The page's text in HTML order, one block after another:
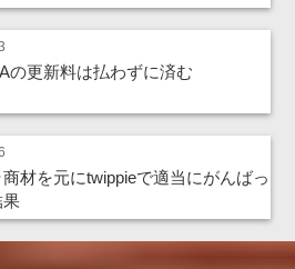
の更新料は払わずに済む
材を元にtwippieで適当にがんばっ
果